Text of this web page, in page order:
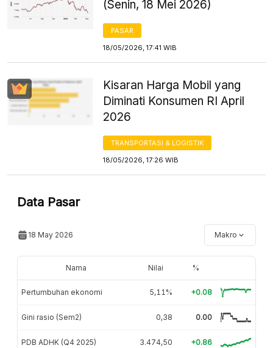
(Senin, 18 Mei 2026)
PASAR
18/05/2026, 17:41 WIB
Kisaran Harga Mobil yang
Diminati Konsumen RI April
2026
TRANSPORTASI & LOGISTIK
18/05/2026, 17:26 WIB
Data Pasar
18 May 2026 Makro
Nama Nilai %
Pertumbuhan ekonomi 5,11% +0.08
Gini rasio (Sem2) 0,38 0.00
PDB ADHK (Q4 2025) 3.474,50 +0.86